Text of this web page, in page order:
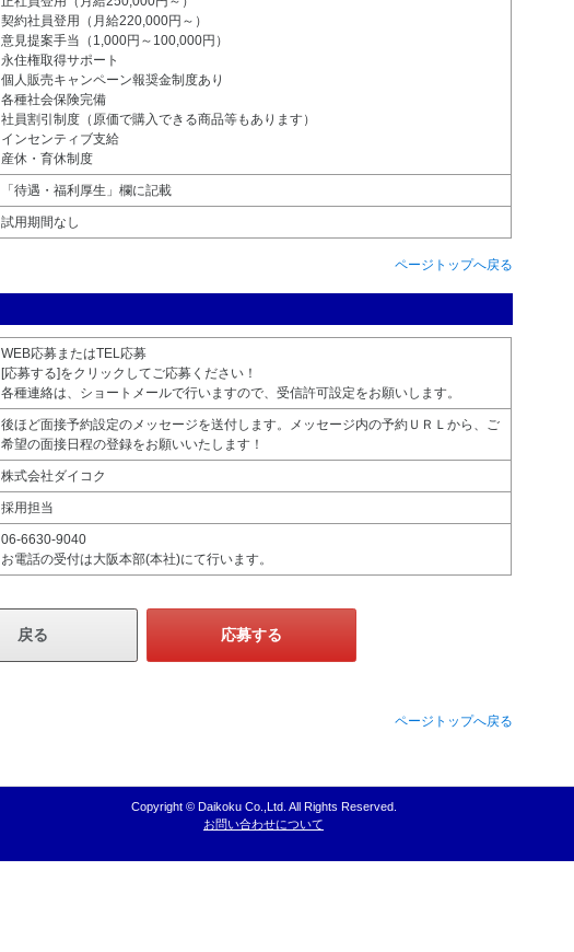
契約社員登用（月給220,000円～）
意見提案手当（1,000円～100,000円）
永住権取得サポート
個人販売キャンペーン報奨金制度あり
各種社会保険完備
社員割引制度（原価で購入できる商品等もあります）
インセンティブ支給
産休・育休制度
「待遇・福利厚生」欄に記載
試用期間なし
ページトップへ戻る
WEB応募またはTEL応募
[応募する]をクリックしてご応募ください！
各種連絡は、ショートメールで行いますので、受信許可設定をお願いします。
後ほど面接予約設定のメッセージを送付します。メッセージ内の予約ＵＲＬから、ご
希望の面接日程の登録をお願いいたします！
株式会社ダイコク
採用担当
06-6630-9040
お電話の受付は大阪本部(本社)にて行います。
戻る 応募する
ページトップへ戻る
Copyright © Daikoku Co.,Ltd. All Rights Reserved.
お問い合わせについて